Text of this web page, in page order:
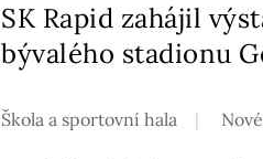
SK Rapid zahájil
bývalého stadionu
Škola a sportovní hala